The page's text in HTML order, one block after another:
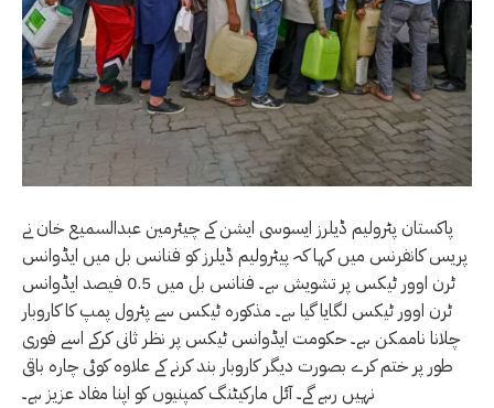
پاکستان پٹرولیم ڈیلرز ایسوسی ایشن کے چیئرمین عبدالسمیع خان نے
پریس کانفرنس میں کہا کہ پیٹرولیم ڈیلرز کو فنانس بل میں ایڈوانس
ٹرن اوور ٹیکس پر تشویش ہے۔ فنانس بل میں 0.5 فیصد ایڈوانس
ٹرن اوور ٹیکس لگایا گیا ہے۔ مذکورہ ٹیکس سے پٹرول پمپ کا کاروبار
چلانا ناممکن ہے۔ حکومت ایڈوانس ٹیکس پر نظر ثانی کرکے اسے فوری
طور پر ختم کرے بصورت دیگر کاروبار بند کرنے کے علاوہ کوئی چارہ باقی
نہیں رہے گے۔ آئل مارکیٹنگ کمپنیوں کو اپنا مفاد عزیز ہے۔